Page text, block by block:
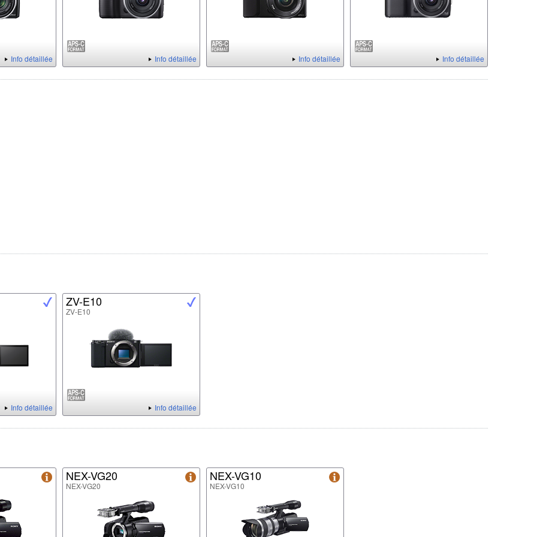
Info détaillée Info détaillée Info détaillée Info détaillée
Info détaillée
ZV-E10
ZV-E10
Info détaillée
NEX-VG20
NEX-VG20
NEX-VG10
NEX-VG10